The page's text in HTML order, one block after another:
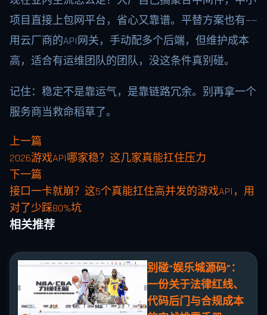
项目直接上包网平台，省心又靠谱。平替方案也有——
用云厂商的API网关，手动配多个后端，但维护成本
高，适合有运维团队的团队，没这条件真别碰。
记住：稳定不是靠运气，是靠链路冗余。别再拿一个
服务商当救命稻草了。
上一篇
2026游戏API哪家稳？这几家真能扛住压力
下一篇
接口一卡就崩？这5个真能扛住高并发的游戏API，用
对了少踩80%坑
相关推荐
别碰“娱乐城源码”：
一份关于法律红线、
代码后门与合规成本